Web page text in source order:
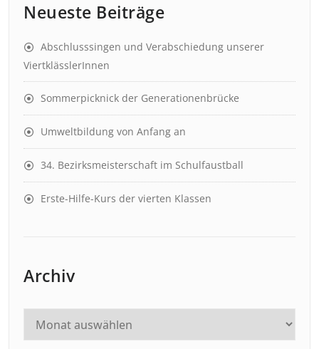
Neueste Beiträge
Abschlusssingen und Verabschiedung unserer
ViertklässlerInnen
Sommerpicknick der Generationenbrücke
Umweltbildung von Anfang an
34. Bezirksmeisterschaft im Schulfaustball
Erste-Hilfe-Kurs der vierten Klassen
Archiv